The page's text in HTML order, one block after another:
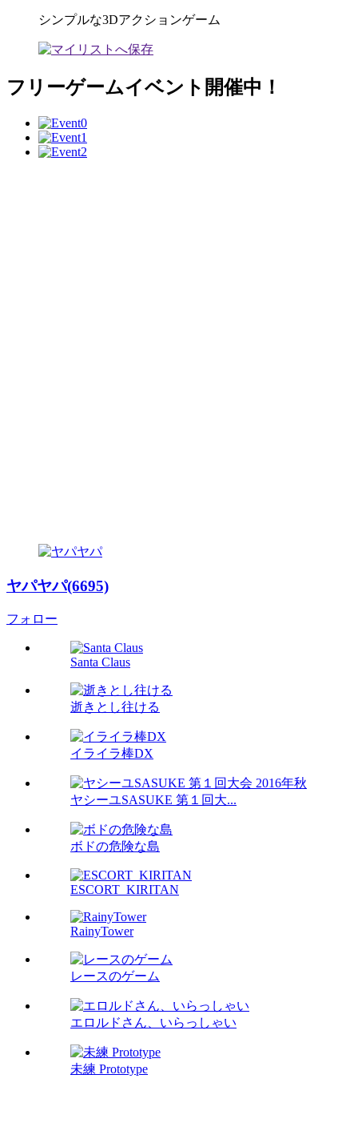
シンプルな3Dアクションゲーム
フリーゲームイベント開催中！
ヤパヤパ(6695)
フォロー
Santa Claus
逝きとし往ける
イライラ棒DX
ヤシーユSASUKE 第１回大...
ボドの危険な島
ESCORT_KIRITAN
RainyTower
レースのゲーム
エロルドさん、いらっしゃい
未練 Prototype